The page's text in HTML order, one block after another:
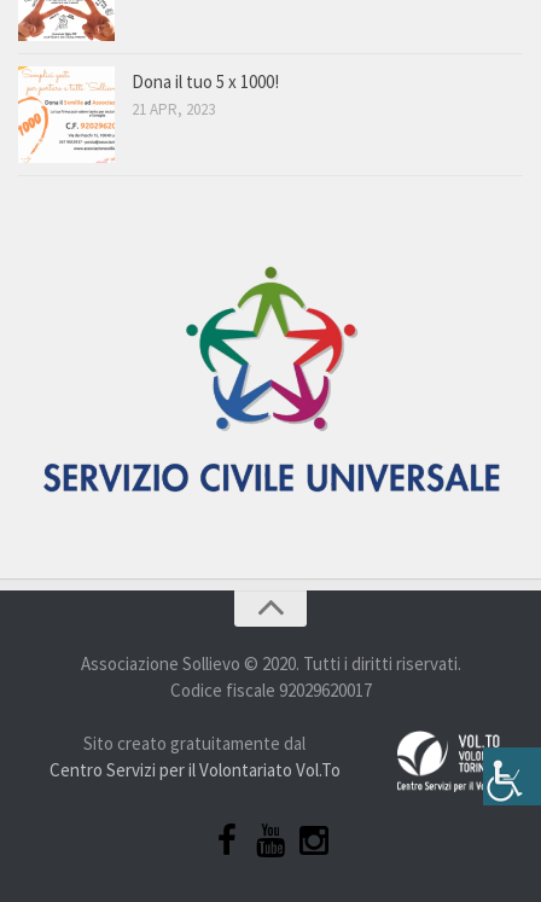
Dona il tuo 5 x 1000!
21 APR, 2023
Associazione Sollievo © 2020. Tutti i diritti riservati.
Codice fiscale 92029620017
Sito creato gratuitamente dal
Centro Servizi per il Volontariato Vol.To